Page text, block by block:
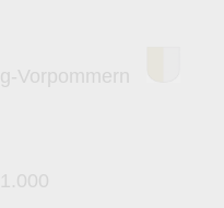
Vorpommern
1.000